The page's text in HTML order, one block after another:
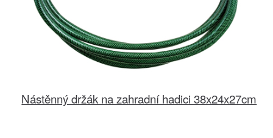
Nástěnný držák na zahradní hadici 38x24x27cm